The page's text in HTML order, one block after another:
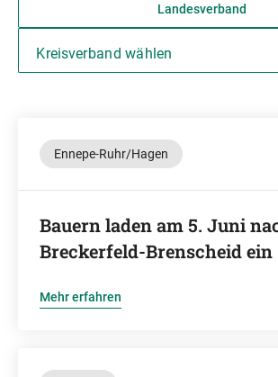
Landesverband
Kreisverband wählen
Ennepe-Ruhr/Hagen
Bauern laden am 5. Juni
Breckerfeld-Brenscheid ein
Mehr erfahren